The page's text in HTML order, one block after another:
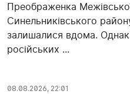
Преображенка
Синельниківського
залишалися вдома. Однак
російських ...
08.08.2026, 22:01